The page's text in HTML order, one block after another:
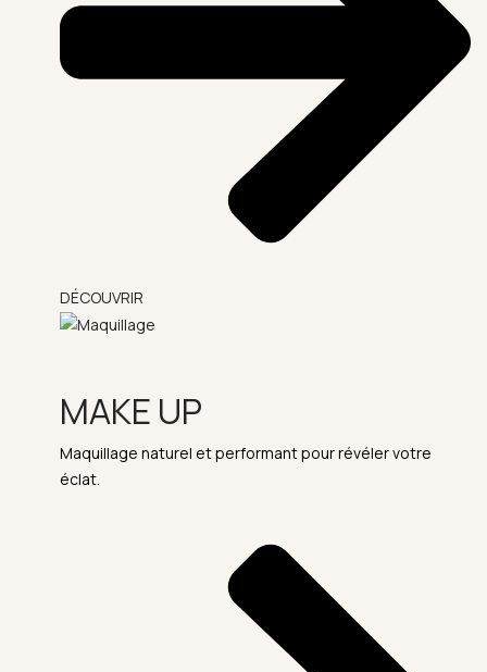
DÉCOUVRIR
MAKE UP
Maquillage naturel et performant pour révéler votre
éclat.